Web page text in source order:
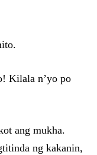
Kilala n’yo po
ang mukha.
ng kakanin,